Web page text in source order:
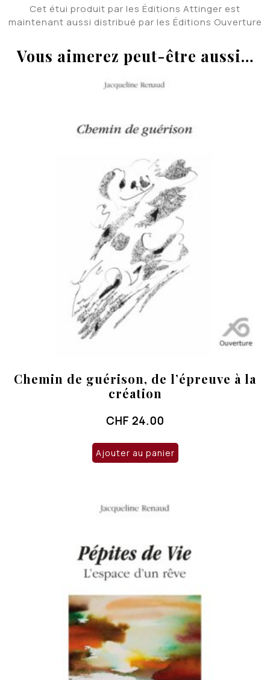
Cet étui produit par les Éditions Attinger est
maintenant aussi distribué par les Éditions Ouverture
Vous aimerez peut-être aussi…
Chemin de guérison, de l’épreuve à la
création
CHF 24.00
Ajouter au panier